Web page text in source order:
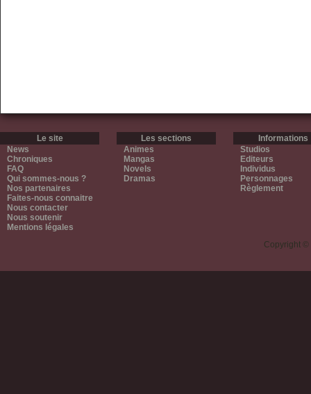
Le site
News
Chroniques
FAQ
Qui sommes-nous ?
Nos partenaires
Faites-nous connaitre
Nous contacter
Nous soutenir
Mentions légales
Les sections
Animes
Mangas
Novels
Dramas
Informations
Studios
Editeurs
Individus
Personnages
Règlement
Copyright ©